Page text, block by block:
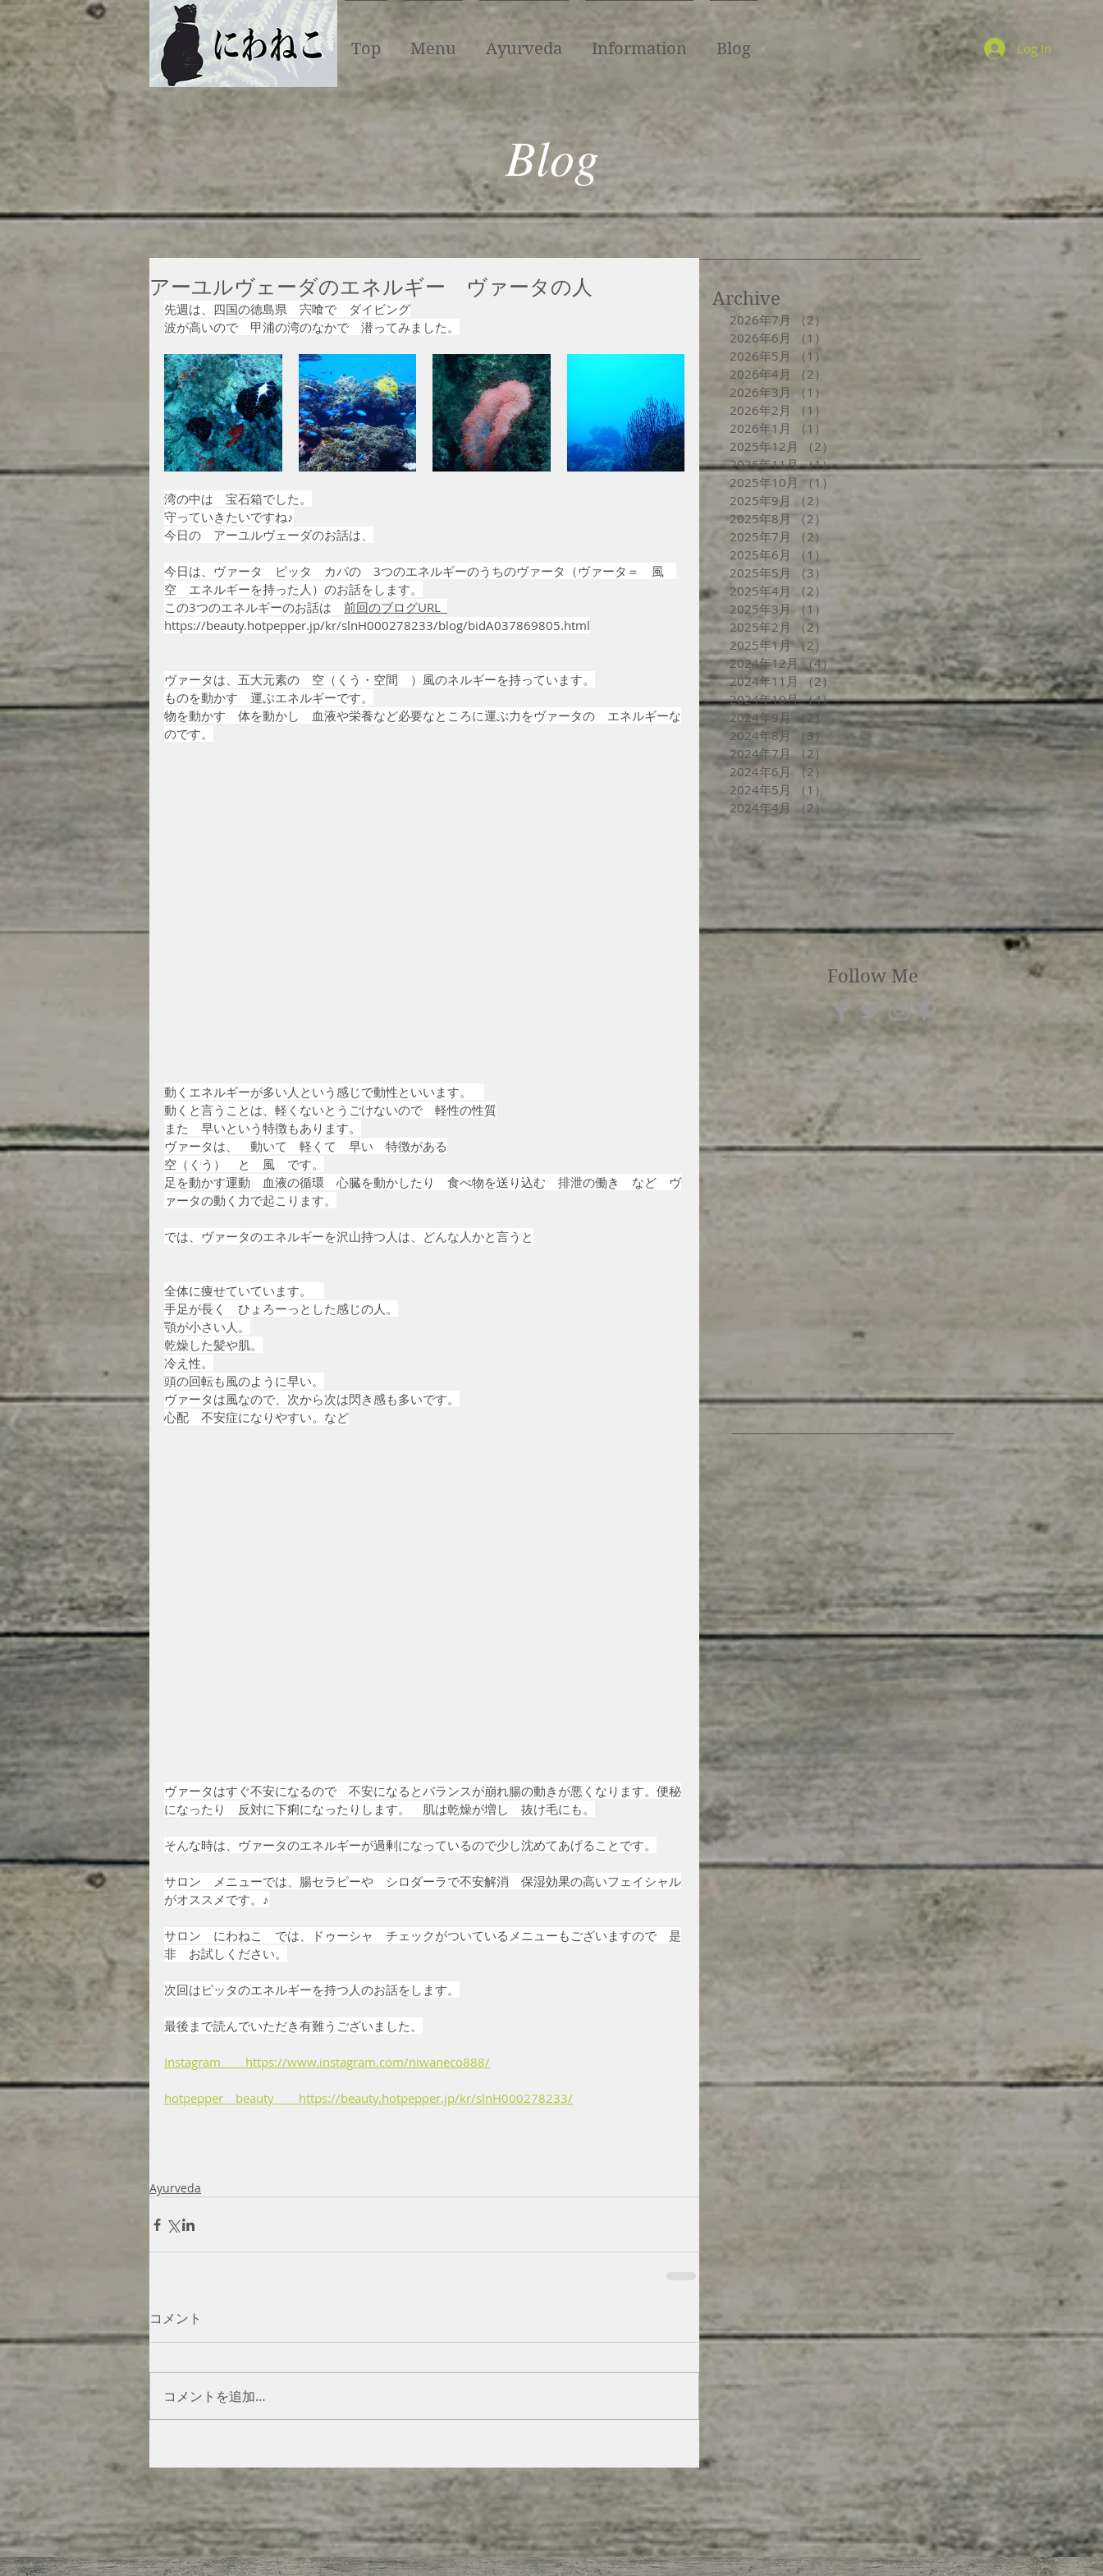
Top Menu Ayurveda Information Blog Log In
Blog
アーユルヴェーダのエネルギー ヴァータの人
先週は、四国の徳島県　宍喰で　ダイビング
波が高いので　甲浦の湾のなかで　潜ってみました。
湾の中は　宝石箱でした。
守っていきたいですね♪
今日の　アーユルヴェーダのお話は、
今日は、ヴァータ　ピッタ　カパの　3つのエネルギーのうちのヴァータ（ヴァータ＝　風
空　エネルギーを持った人）のお話をします。
この3つのエネルギーのお話は 前回のブログURL
https://beauty.hotpepper.jp/kr/slnH000278233/blog/bidA037869805.html
ヴァータは、五大元素の　空（くう・空間　）風のネルギーを持っています。
ものを動かす　運ぶエネルギーです。
物を動かす　体を動かし　血液や栄養など必要なところに運ぶ力をヴァータの　エネルギーな
のです。
動くエネルギーが多い人という感じで動性といいます。
動くと言うことは、軽くないとうごけないので　軽性の性質
また　早いという特徴もあります。
ヴァータは、　動いて　軽くて　早い　特徴がある
空（くう）　と　風　です。
足を動かす運動　血液の循環　心臓を動かしたり　食べ物を送り込む　排泄の働き　など　ヴ
ァータの動く力で起こります。
では、ヴァータのエネルギーを沢山持つ人は、どんな人かと言うと
全体に痩せていています。
手足が長く　ひょろーっとした感じの人。
顎が小さい人。
乾燥した髪や肌。
冷え性。
頭の回転も風のように早い。
ヴァータは風なので、次から次は閃き感も多いです。
心配　不安症になりやすい。など
ヴァータはすぐ不安になるので　不安になるとバランスが崩れ腸の動きが悪くなります。便秘
になったり　反対に下痢になったりします。　肌は乾燥が増し　抜け毛にも。
そんな時は、ヴァータのエネルギーが過剰になっているので少し沈めてあげることです。
サロン　メニューでは、腸セラピーや　シロダーラで不安解消　保湿効果の高いフェイシャル
がオススメです。♪
サロン　にわねこ　では、ドゥーシャ　チェックがついているメニューもございますので　是
非　お試しください。
次回はピッタのエネルギーを持つ人のお話をします。
最後まで読んでいただき有難うございました。
Instagram　　https://www.instagram.com/niwaneco888/
hotpepper　beauty　　https://beauty.hotpepper.jp/kr/slnH000278233/
Ayurveda
コメント
コメントを追加…
Archive
2026年7月 （2）
2026年6月
（1）
2026年5月
（1）
2026年4月
（2）
2026年3月
（1）
2026年2月
（1）
2026年1月
（1）
2025年12月
（2）
2件の記事
2025年11月 （1）1件の記事
2025年10月 （1）
2025年9月
（2）
2025年8月 （2）
2件の記事
2025年7月
（2）
2025年6月
（1）
2025年5月
（3）
2025年4月
（2）
2件の記事
2025年3月
（1）
2025年2月
（2） 2件の記事
2025年1月 （2）
2件の記事
2024年12月 （4）4件の記事
2024年11月 （2）
2件の記事
2024年10月 （4）4件の記事
2024年9月 （2）
2件の記事
2024年8月
（3）
3件の記事
2024年7月
（2）
2件の記事
2024年6月 （2） 2件の記事
2024年5月
（1）
1件の記事
2024年4月
（2）2件の記事
Follow Me